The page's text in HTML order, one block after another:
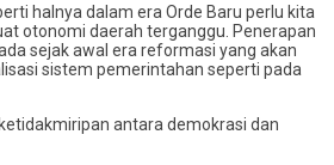
halnya dalam era Orde Baru perlu kita
otonomi daerah terganggu. Penerapan
sejak awal era reformasi yang akan
sistem pemerintahan seperti pada
antara demokrasi dan